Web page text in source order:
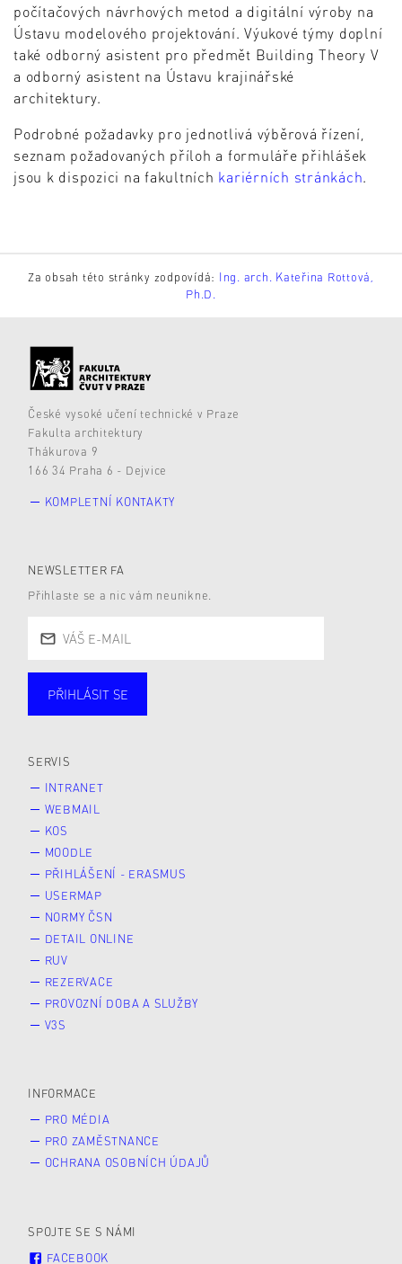
počítačových návrhových metod a digitální výroby na
Ústavu modelového projektování. Výukové týmy doplní
také odborný asistent pro předmět Building Theory V
a odborný asistent na Ústavu krajinářské
architektury.
Podrobné požadavky pro jednotlivá výběrová řízení,
seznam požadovaných příloh a formuláře přihlášek
jsou k dispozici na fakultních kariérních stránkách.
Za obsah této stránky zodpovídá: Ing. arch. Kateřina Rottová,
Ph.D.
České vysoké učení technické v Praze
Fakulta architektury
Thákurova 9
166 34 Praha 6 - Dejvice
KOMPLETNÍ KONTAKTY
NEWSLETTER FA
Přihlaste se a nic vám neunikne.
PŘIHLÁSIT SE
SERVIS
INTRANET
WEBMAIL
KOS
MOODLE
PŘIHLÁŠENÍ - ERASMUS
USERMAP
NORMY ČSN
DETAIL ONLINE
RUV
REZERVACE
PROVOZNÍ DOBA A SLUŽBY
V3S
INFORMACE
PRO MÉDIA
PRO ZAMĚSTNANCE
OCHRANA OSOBNÍCH ÚDAJŮ
SPOJTE SE S NÁMI
FACEBOOK